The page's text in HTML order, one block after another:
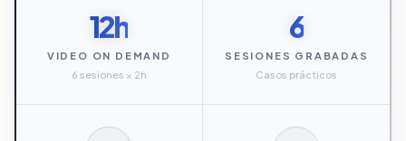
12h
VIDEO ON DEMAND
6 sesiones × 2h
6
SESIONES GRABADAS
Casos prácticos